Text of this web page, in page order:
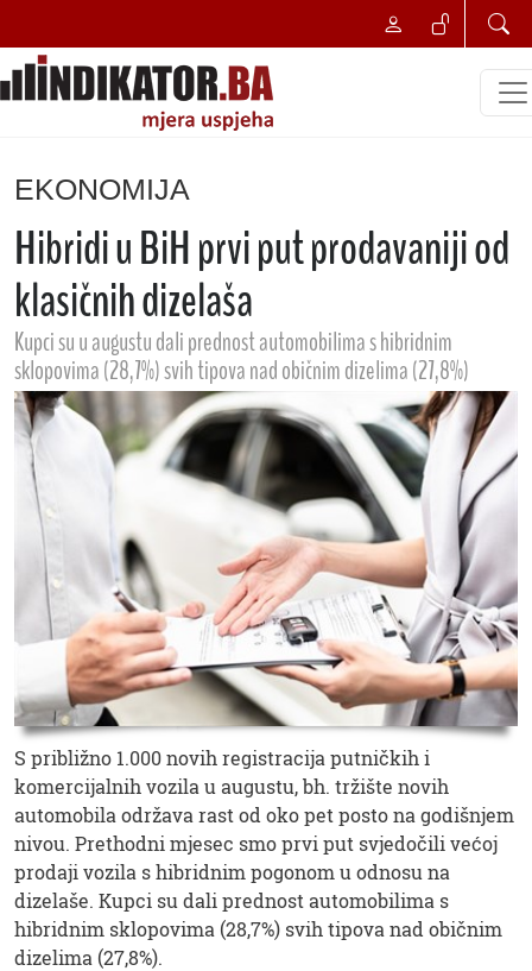
EKONOMIJA
Hibridi u BiH prvi put prodavaniji od
klasičnih dizelaša
Kupci su u augustu dali prednost automobilima s hibridnim
sklopovima (28,7%) svih tipova nad običnim dizelima (27,8%)
S približno 1.000 novih registracija putničkih i
komercijalnih vozila u augustu, bh. tržište novih
automobila održava rast od oko pet posto na godišnjem
nivou. Prethodni mjesec smo prvi put svjedočili većoj
prodaji vozila s hibridnim pogonom u odnosu na
dizelaše. Kupci su dali prednost automobilima s
hibridnim sklopovima (28,7%) svih tipova nad običnim
dizelima (27,8%).